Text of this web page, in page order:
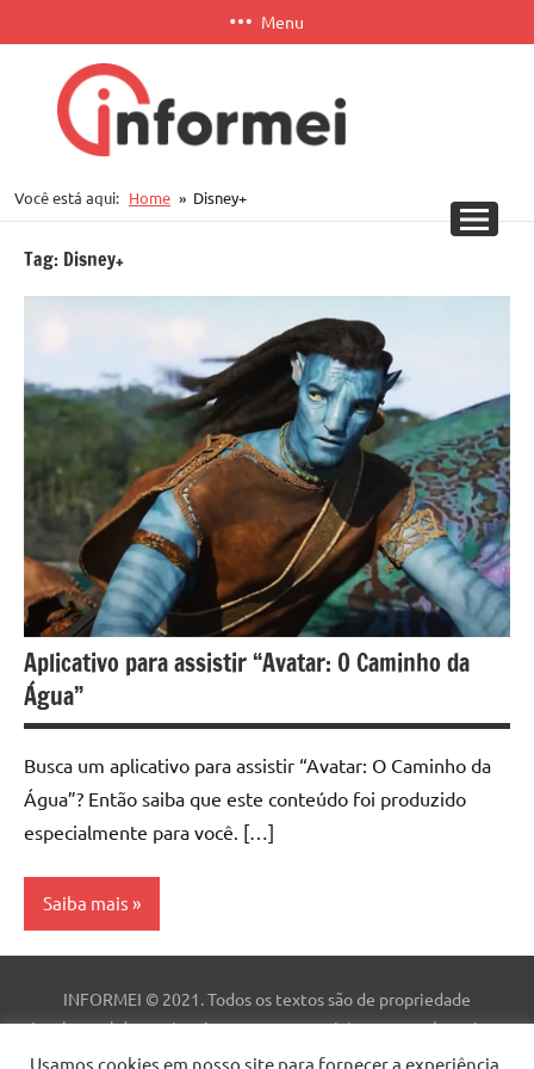
para
conteúdo
Menu
APP
Você está aqui: Home Disney+
Tag: Disney+
Aplicativo para assistir “Avatar: O Caminho da
Água”
Busca um aplicativo para assistir “Avatar: O Caminho da
Água”? Então saiba que este conteúdo foi produzido
especialmente para você. […]
Saiba mais
INFORMEI © 2021. Todos os textos são de propriedade
intelectual deste site. As marcas comerciais, nomes e logotipos
são de propriedade de suas respectivas empresas. Este site não
Usamos cookies em nosso site para fornecer a experiência